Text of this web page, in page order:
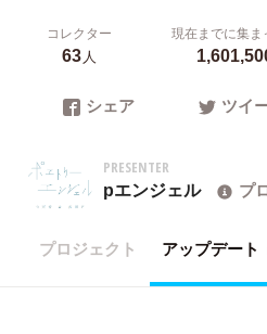
コレクター
63人
現在までに集ま
シェア ツイ
PRESENTER
pエンジェル プ
プロジェクト アップデート